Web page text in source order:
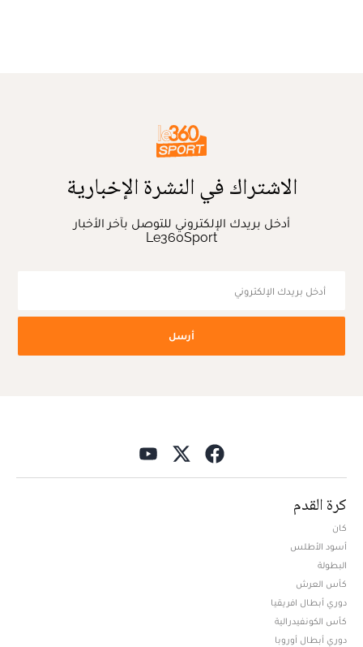
الاشتراك في النشرة الإخبارية
أدخل بريدك الإلكتروني للتوصل بآخر الأخبار
Le360Sport
أرسل
كرة القدم
كان
أسود الأطلس
البطولة
كأس العرش
دوري أبطال افريقيا
كأس الكونفيدرالية
دوري أبطال أوروبا